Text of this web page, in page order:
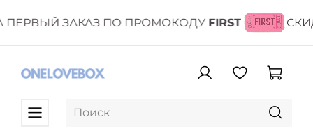
ПЕРВЫЙ ЗАКАЗ ПО ПРОМОКОДУ FIRST